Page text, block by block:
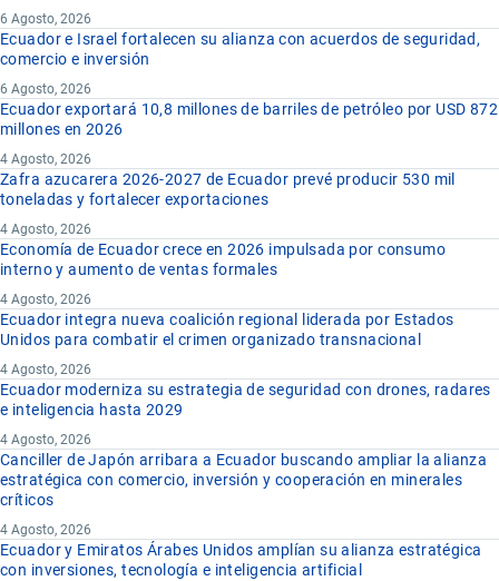
6 Agosto, 2026
Ecuador e Israel fortalecen su alianza con acuerdos de seguridad,
comercio e inversión
6 Agosto, 2026
Ecuador exportará 10,8 millones de barriles de petróleo por USD 872
millones en 2026
4 Agosto, 2026
Zafra azucarera 2026-2027 de Ecuador prevé producir 530 mil
toneladas y fortalecer exportaciones
4 Agosto, 2026
Economía de Ecuador crece en 2026 impulsada por consumo
interno y aumento de ventas formales
4 Agosto, 2026
Ecuador integra nueva coalición regional liderada por Estados
Unidos para combatir el crimen organizado transnacional
4 Agosto, 2026
Ecuador moderniza su estrategia de seguridad con drones, radares
e inteligencia hasta 2029
4 Agosto, 2026
Canciller de Japón arribara a Ecuador buscando ampliar la alianza
estratégica con comercio, inversión y cooperación en minerales
críticos
4 Agosto, 2026
Ecuador y Emiratos Árabes Unidos amplían su alianza estratégica
con inversiones, tecnología e inteligencia artificial